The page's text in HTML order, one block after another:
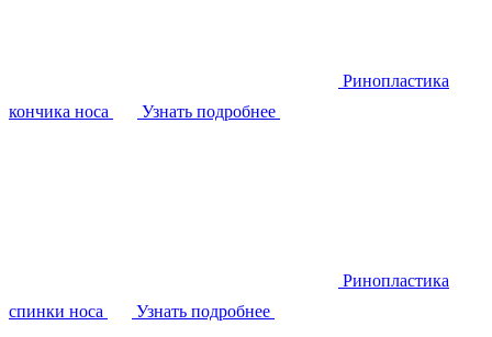
Ринопластика
кончика носа
Узнать подробнее
Ринопластика
спинки носа
Узнать подробнее